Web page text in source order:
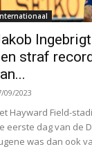
straf
09/2023
Hayward Field-
eerste dag van de
was dan ook